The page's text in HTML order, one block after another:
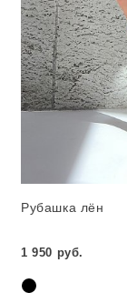
Рубашка лён
1 950 руб.